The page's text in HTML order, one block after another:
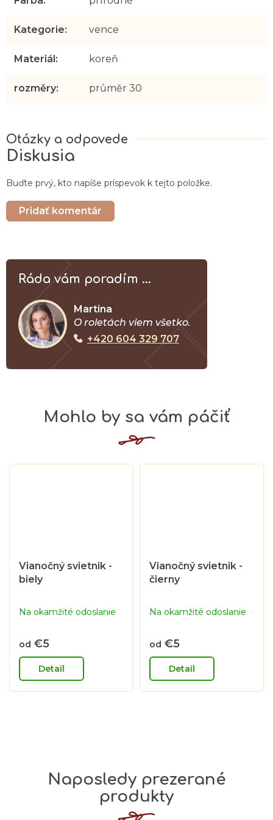
Vianočný svietnik -
biely
Na okamžité odoslanie
od €5
Detail
Vianočný svietnik -
čierny
Na okamžité odoslanie
od €5
Detail
Diskusia
Buďte prvý, kto napíše príspevok k tejto položke.
Pridať komentár
Kategorie: vence
Materiál: koreň
rozměry: průměr 30
Ráda vám poradím ...
Martina
O roletách viem všetko.
+420 604 329 707
Naposledy prezerané
produkty